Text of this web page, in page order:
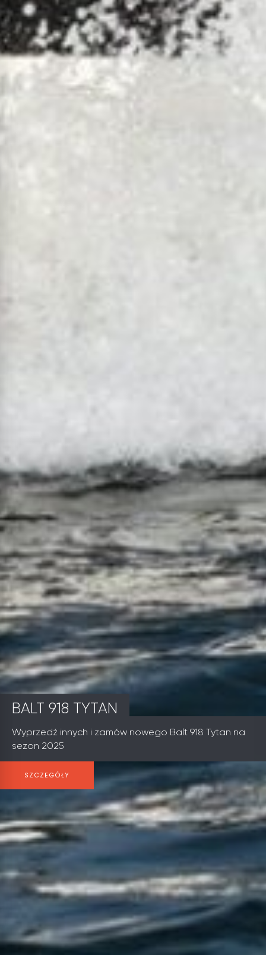
BALT 918 TYTAN
Wyprzedź innych i zamów nowego Balt 918 Tytan na
sezon 2025
SZCZEGÓŁY